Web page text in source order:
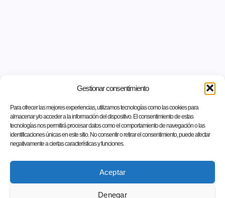
Gestionar consentimiento
Para ofrecer las mejores experiencias, utilizamos tecnologías como las cookies para
almacenar y/o acceder a la información del dispositivo. El consentimiento de estas
tecnologías nos permitirá procesar datos como el comportamiento de navegación o las
identificaciones únicas en este sitio. No consentir o retirar el consentimiento, puede afectar
negativamente a ciertas características y funciones.
Aceptar
Denegar